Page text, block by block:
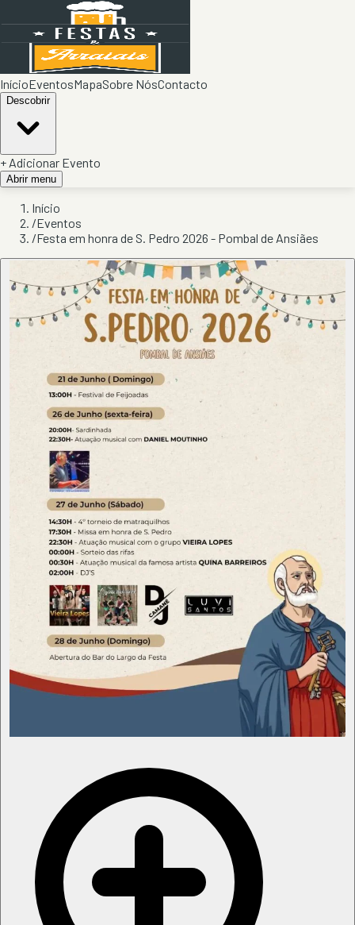
InícioEventosMapaSobre NósContacto
Descobrir
+ Adicionar Evento
Abrir menu
Início
/Eventos
/Festa em honra de S. Pedro 2026 - Pombal de Ansiães